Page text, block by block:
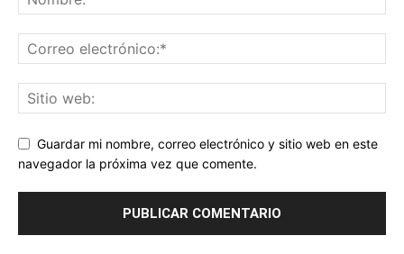
Guardar mi nombre, correo electrónico y sitio web en este
navegador la próxima vez que comente.